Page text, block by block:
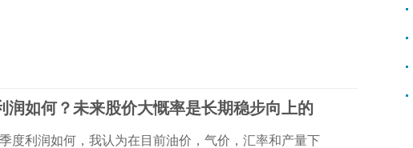
润如何？未来股价大慨率是长期稳步向上的
度利润如何，我认为在目前油价，气价，汇率和产量下